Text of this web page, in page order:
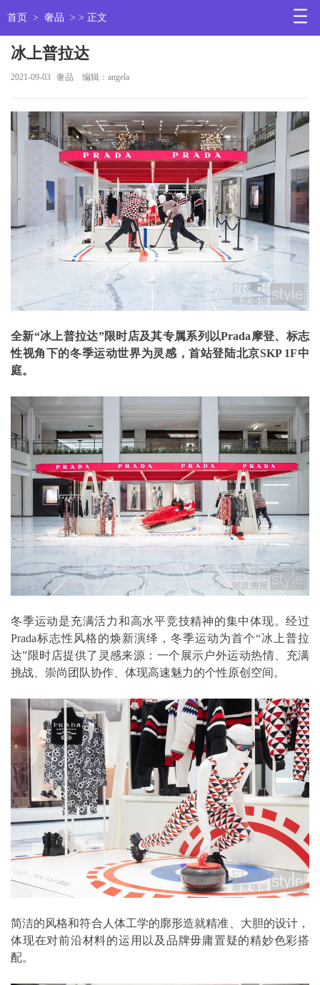
首页 > 奢品 > > 正文
冰上普拉达
2021-09-03 奢品 编辑：angela
全新“冰上普拉达”限时店及其专属系列以Prada摩登、标志
性视角下的冬季运动世界为灵感，首站登陆北京SKP 1F中
庭。
冬季运动是充满活力和高水平竞技精神的集中体现。经过
Prada标志性风格的焕新演绎，冬季运动为首个“冰上普拉
达”限时店提供了灵感来源：一个展示户外运动热情、充满
挑战、崇尚团队协作、体现高速魅力的个性原创空间。
简洁的风格和符合人体工学的廓形造就精准、大胆的设计，
体现在对前沿材料的运用以及品牌毋庸置疑的精妙色彩搭
配。